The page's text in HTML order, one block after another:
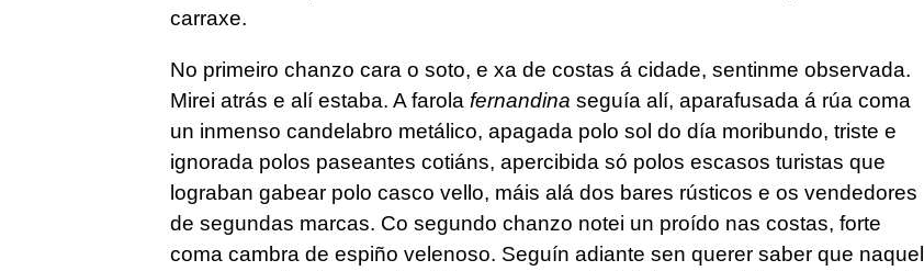
carraxe.
No primeiro chanzo cara o soto, e xa de costas á cidade, sentinme observada.
Mirei atrás e alí estaba. A farola fernandina seguía alí, aparafusada á rúa coma
un inmenso candelabro metálico, apagada polo sol do día moribundo, triste e
ignorada polos paseantes cotiáns, apercibida só polos escasos turistas que
lograban gabear polo casco vello, máis alá dos bares rústicos e os vendedores
de segundas marcas. Co segundo chanzo notei un proído nas costas, forte
coma cambra de espiño velenoso. Seguín adiante sen querer saber que naquel